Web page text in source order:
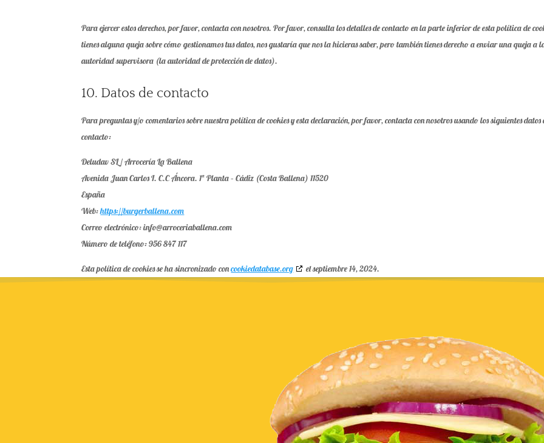
Para ejercer estos derechos, por favor, contacta con nosotros. Por favor, consulta los detalles de contacto en la parte inferior de esta política de
tienes alguna queja sobre cómo gestionamos tus datos, nos gustaría que nos la hicieras saber, pero también tienes derecho a enviar una queja a
autoridad supervisora (la autoridad de protección de datos).
10. Datos de contacto
Para preguntas y/o comentarios sobre nuestra política de cookies y esta declaración, por favor, contacta con nosotros usando los siguientes datos
contacto:
Deludav SL / Arrocería La Ballena
Avenida Juan Carlos I. C.C Áncora. 1ª Planta – Cádiz (Costa Ballena) 11520
España
Web:https://burgerballena.com
Correo electrónico:info@arroceriaballena.com
Número de teléfono: 956 847 117
Esta política de cookies se ha sincronizado concookiedatabase.org el septiembre 14, 2024.